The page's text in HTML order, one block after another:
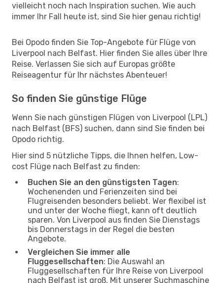
vielleicht noch nach Inspiration suchen. Wie auch
immer Ihr Fall heute ist, sind Sie hier genau richtig!
Bei Opodo finden Sie Top-Angebote für Flüge von
Liverpool nach Belfast. Hier finden Sie alles über Ihre
Reise. Verlassen Sie sich auf Europas größte
Reiseagentur für Ihr nächstes Abenteuer!
So finden Sie günstige Flüge
Wenn Sie nach günstigen Flügen von Liverpool (LPL)
nach Belfast (BFS) suchen, dann sind Sie finden bei
Opodo richtig.
Hier sind 5 nützliche Tipps, die Ihnen helfen, Low-
cost Flüge nach Belfast zu finden:
Buchen Sie an den günstigsten Tagen:
Wochenenden und Ferienzeiten sind bei
Flugreisenden besonders beliebt. Wer flexibel ist
und unter der Woche fliegt, kann oft deutlich
sparen. Von Liverpool aus finden Sie Dienstags
bis Donnerstags in der Regel die besten
Angebote.
Vergleichen Sie immer alle
Fluggesellschaften: Die Auswahl an
Fluggesellschaften für Ihre Reise von Liverpool
nach Belfast ist groß. Mit unserer Suchmaschine